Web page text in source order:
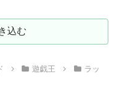
込む
遊戯王
ラッ